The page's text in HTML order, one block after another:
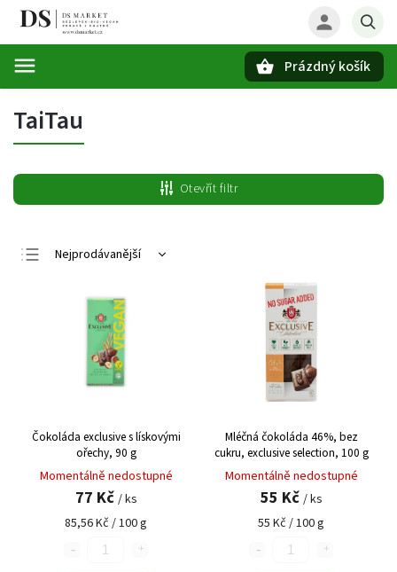
Prázdný košík
TaiTau
Otevřít filtr
Nejprodávanější
Nejdražší
Abecedně
Čokoláda exclusive s lískovými
ořechy, 90 g
Momentálně nedostupné
77 Kč / ks
85,56 Kč / 100 g
Mléčná čokoláda 46%, bez
cukru, exclusive selection, 100 g
Momentálně nedostupné
55 Kč / ks
55 Kč / 100 g